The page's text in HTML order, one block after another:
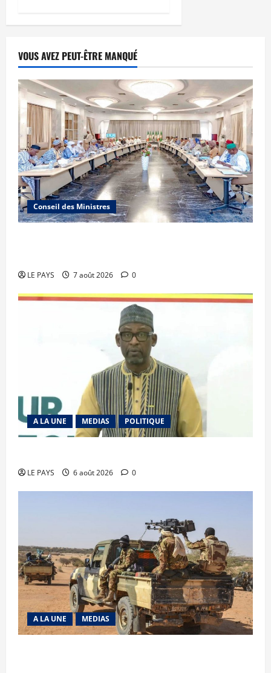
VOUS AVEZ PEUT-ÊTRE MANQUÉ
Conseil des Ministres
LE PAYS 7 août 2026 0
A LA UNE MEDIAS POLITIQUE
LE PAYS 6 août 2026 0
A LA UNE MEDIAS